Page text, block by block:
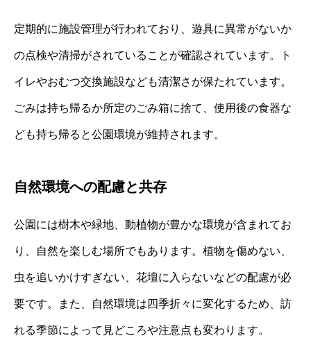
定期的に施設管理が行われており、遊具に異常がないか
の点検や清掃がされていることが確認されています。ト
イレやおむつ交換施設なども清潔さが保たれています。
ごみは持ち帰るか所定のごみ箱に捨て、使用後の食器な
ども持ち帰ると公園環境が維持されます。
自然環境への配慮と共存
公園には樹木や緑地、動植物が豊かな環境が含まれてお
り、自然を楽しむ場所でもあります。植物を傷めない、
虫を追いかけすぎない、花壇に入らないなどの配慮が必
要です。また、自然環境は四季折々に変化するため、訪
れる季節によって見どころや注意点も変わります。